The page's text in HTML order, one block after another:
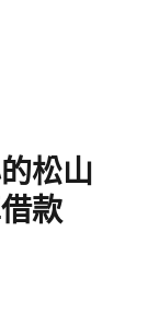
松山
款